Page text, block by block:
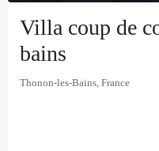
Villa coup de
bains
Thonon-les-Bains, France